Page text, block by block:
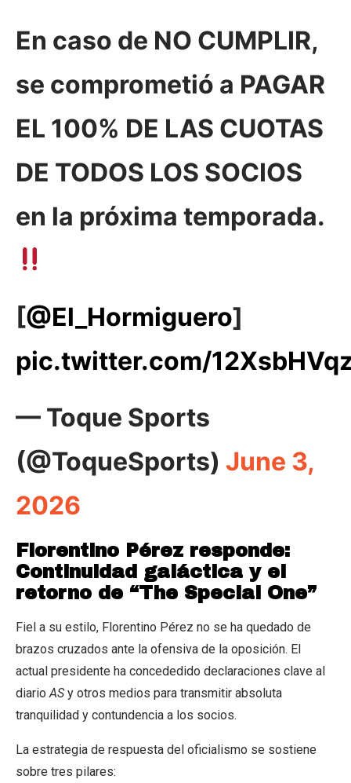
En caso de NO CUMPLIR,
se comprometió a PAGAR
EL 100% DE LAS CUOTAS
DE TODOS LOS SOCIOS
en la próxima temporada.
[@El_Hormiguero]
pic.twitter.com/
— Toque Sports
(@ToqueSports) June 3,
2026
Florentino Pérez responde:
Continuidad galáctica y el
retorno de “The Special One”
Fiel a su estilo, Florentino Pérez no se ha quedado de
brazos cruzados ante la ofensiva de la oposición. El
actual presidente ha concededido declaraciones clave al
diarioASy otros medios para transmitir absoluta
tranquilidad y contundencia a los socios.
La estrategia de respuesta del oficialismo se sostiene
sobre tres pilares: